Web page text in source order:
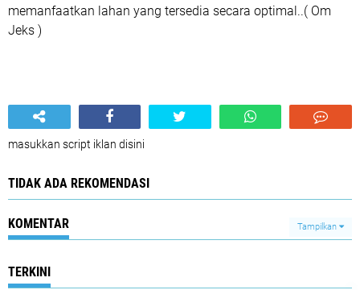
memanfaatkan lahan yang tersedia secara optimal..( Om
Jeks )
masukkan script iklan disini
TIDAK ADA REKOMENDASI
KOMENTAR Tampilkan
TERKINI